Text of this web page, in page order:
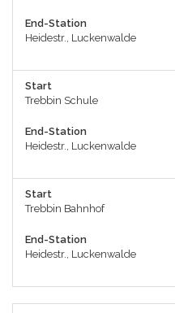
End-Station
Heidestr., Luckenwalde
Start
Trebbin Schule
End-Station
Heidestr., Luckenwalde
Start
Trebbin Bahnhof
End-Station
Heidestr., Luckenwalde